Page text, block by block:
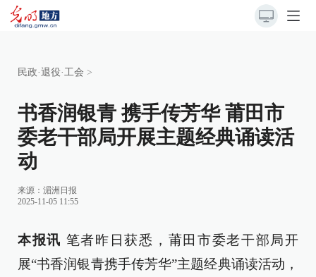
民政·退役·工会 >
书香润银青 携手传芳华 莆田市
委老干部局开展主题经典诵读活
动
来源： 湄洲日报
2025-11-05 11:55
本报讯 笔者昨日获悉，莆田市委老干部局开
展“书香润银青携手传芳华”主题经典诵读活动，